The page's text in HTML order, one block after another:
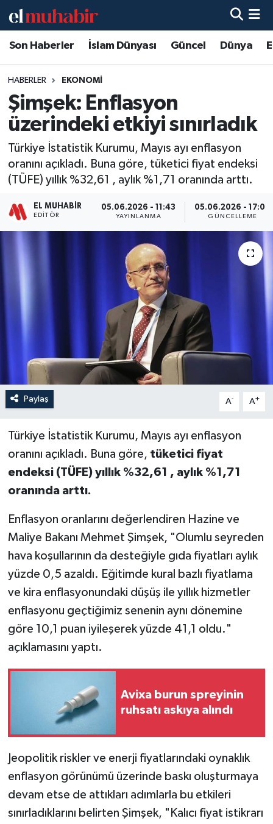
Son Haberler İslam Dünyası Güncel Dünya
HABERLER EKONOMI
Şimşek: Enflasyon
üzerindeki etkiyi sınırladık
Türkiye İstatistik Kurumu, Mayıs ayı enflasyon
oranını açıkladı. Buna göre, tüketici fiyat endeksi
(TÜFE) yıllık %32,61 , aylık %1,71 oranında arttı.
EL MUHABIR
EDITÖR
05.06.2026 - 11:43
YAYINLANMA
05.06.2026 - 17:04
GÜNCELLEME
Paylaş A- A+
Türkiye İstatistik Kurumu, Mayıs ayı enflasyon
oranını açıkladı. Buna göre, tüketici fiyat
endeksi (TÜFE) yıllık %32,61 , aylık %1,71
oranında arttı.
Enflasyon oranlarını değerlendiren Hazine ve
Maliye Bakanı Mehmet Şimşek, "Olumlu seyreden
hava koşullarının da desteğiyle gıda fiyatları aylık
yüzde 0,5 azaldı. Eğitimde kural bazlı fiyatlama
ve kira enflasyonundaki düşüş ile yıllık hizmetler
enflasyonu geçtiğimiz senenin aynı dönemine
göre 10,1 puan iyileşerek yüzde 41,1 oldu."
açıklamasını yaptı.
Avixa burun spreyinin
ruhsatı askıya alındı
Jeopolitik riskler ve enerji fiyatlarındaki oynaklık
enflasyon görünümü üzerinde baskı oluşturmaya
devam etse de attıkları adımlarla bu etkileri
sınırladıklarını belirten Şimşek, "Kalıcı fiyat istikrarı
Hava Durumu
Trafik Durumu
Süper Lig Puan Durumu ve Fikstür
Tüm Manşetler
Son Dakika Haberleri
Haber Arşivi